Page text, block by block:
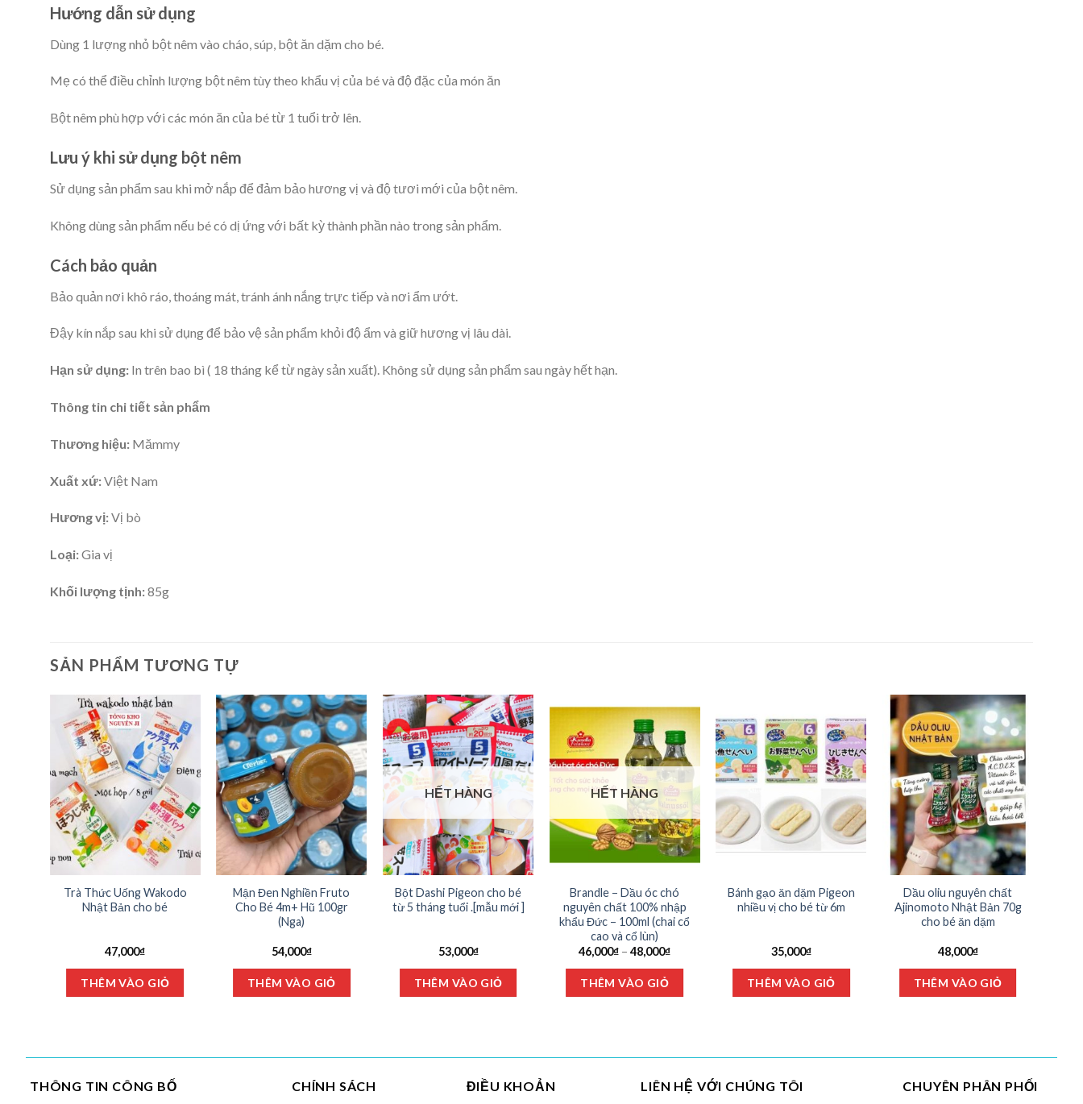
Hướng dẫn sử dụng
Dùng 1 lượng nhỏ bột nêm vào cháo, súp, bột ăn dặm cho bé.
Mẹ có thể điều chỉnh lượng bột nêm tùy theo khẩu vị của bé và độ đặc của món ăn
Bột nêm phù hợp với các món ăn của bé từ 1 tuổi trở lên.
Lưu ý khi sử dụng bột nêm
Sử dụng sản phẩm sau khi mở nắp để đảm bảo hương vị và độ tươi mới của bột nêm.
Không dùng sản phẩm nếu bé có dị ứng với bất kỳ thành phần nào trong sản phẩm.
Cách bảo quản
Bảo quản nơi khô ráo, thoáng mát, tránh ánh nắng trực tiếp và nơi ẩm ướt.
Đậy kín nắp sau khi sử dụng để bảo vệ sản phẩm khỏi độ ẩm và giữ hương vị lâu dài.
Hạn sử dụng: In trên bao bì ( 18 tháng kể từ ngày sản xuất). Không sử dụng sản phẩm sau ngày hết hạn.
Thông tin chi tiết sản phẩm
Thương hiệu: Mămmy
Xuất xứ:Việt Nam
Hương vị:Vị bò
Loại:Gia vị
Khối lượng tịnh:85g
SẢN PHẨM TƯƠNG TỰ
Trà Thức Uống Wakodo
Nhật Bản cho bé
47,000₫
THÊM VÀO GIỎ
Sản
biến
Mận Đen Nghiền Fruto
Cho Bé 4m+ Hũ 100gr
(Nga)
54,000₫
THÊM VÀO GIỎ
HẾT HÀNG
Bột Dashi Pigeon cho bé
từ 5 tháng tuổi .[mẫu mới ]
53,000₫
THÊM VÀO GIỎ
Sản
biến
Các
HẾT HÀNG
Brandle – Dầu óc chó
nguyên chất 100% nhập
khẩu Đức – 100ml (chai cổ
cao và cổ lùn)
46,000₫ – 48,000₫Khoảng
từ
đến
THÊM VÀO GIỎ
Sản
biến
thể.
Các
Bánh gạo ăn dặm Pigeon
nhiều vị cho bé từ 6m
35,000₫
THÊM VÀO GIỎ
Dầu oliu nguyên chất
Ajinomoto Nhật Bản 70g
cho bé ăn dặm
48,000₫
THÊM VÀO GIỎ
THÔNG TIN CÔNG BỐ CHÍNH SÁCH ĐIỀU KHOẢN LIÊN HỆ VỚI CHÚNG TÔI CHUYÊN PHÂN PHỐI